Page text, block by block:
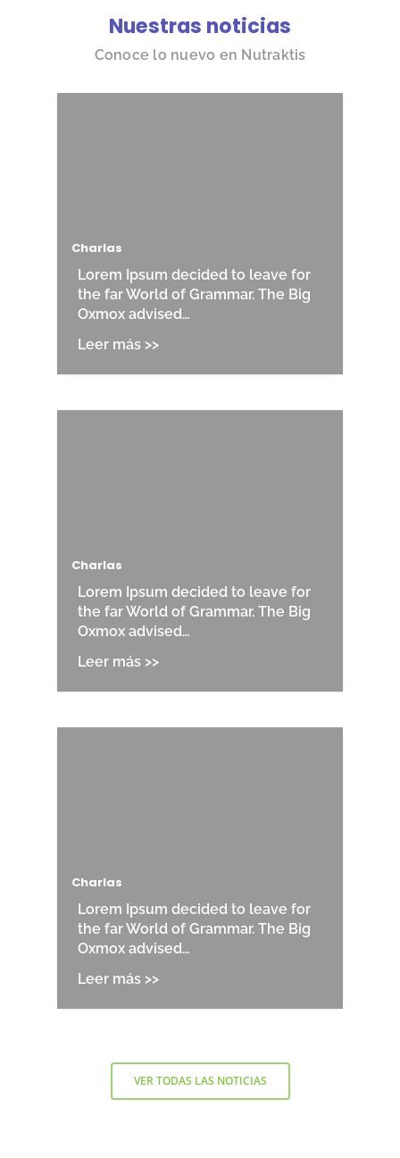
Nuestras noticias
Conoce lo nuevo en Nutraktis
Charlas
Lorem Ipsum decided to leave for
the far World of Grammar. The Big
Oxmox advised…
Charlas
Lorem Ipsum decided to leave for
the far World of Grammar. The Big
Oxmox advised…
Charlas
Lorem Ipsum decided to leave for
the far World of Grammar. The Big
Oxmox advised…
VER TODAS LAS NOTICIAS